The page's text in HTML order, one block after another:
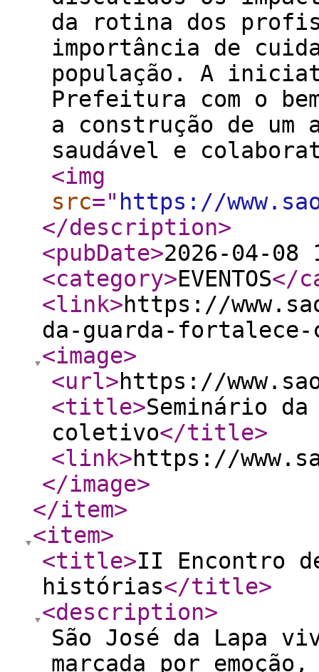
da rotina dos
importância de
população. A
Prefeitura com o
a construção de um
saudável e
<img
src=" https://
</description>
<pubDate>2026-04-08
<category>EVENTOS</
<link>https://
da-guarda-
<image>
<url>https://
<title>Seminário
coletivo</title>
<link>https://
</image>
</item>
<item>
<title>II Encontro
histórias</title>
<description>
São José da Lapa
marcada por